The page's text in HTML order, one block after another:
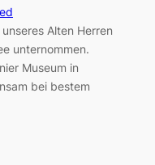
Alten Herren
unternommen.
Museum in
bei bestem